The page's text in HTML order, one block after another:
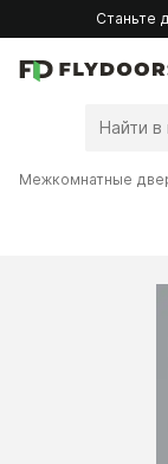
Станьте
Межкомнатные